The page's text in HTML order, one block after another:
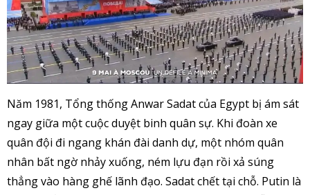
Năm 1981, Tổng thống Anwar Sadat của Egypt bị ám sát
ngay giữa một cuộc duyệt binh quân sự. Khi đoàn xe
quân đội đi ngang khán đài danh dự, một nhóm quân
nhân bất ngờ nhảy xuống, ném lựu đạn rồi xả súng
thẳng vào hàng ghế lãnh đạo. Sadat chết tại chỗ. Putin là